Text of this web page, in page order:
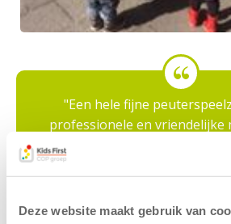
Deze website maakt gebruik van
Een hele fijne
professionele en vriendelijke
De locatie is een meerwaarde
Wat een ouder zegt over